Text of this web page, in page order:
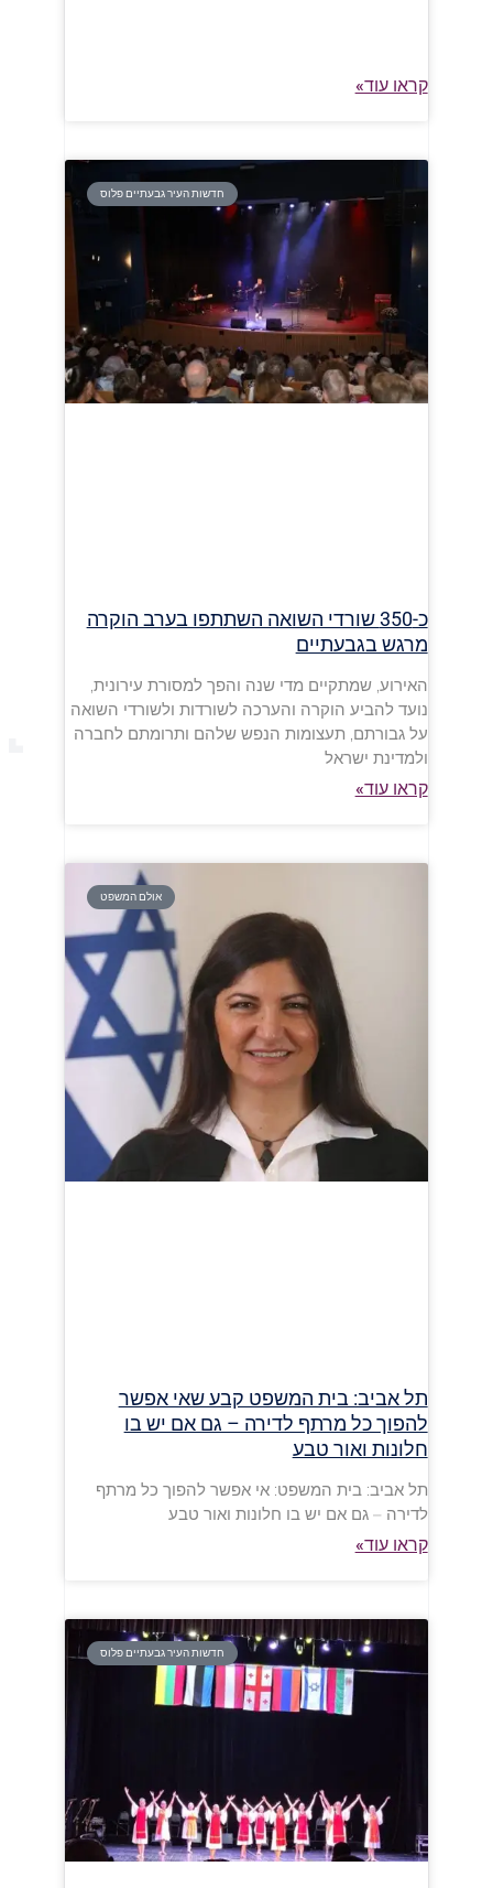
קראו עוד»
חדשות העיר גבעתיים פלוס
כ-350 שורדי השואה השתתפו בערב הוקרה
מרגש בגבעתיים
האירוע, שמתקיים מדי שנה והפך למסורת עירונית,
נועד להביע הוקרה והערכה לשורדות ולשורדי השואה
על גבורתם, תעצומות הנפש שלהם ותרומתם לחברה
ולמדינת ישראל
קראו עוד»
אולם המשפט
תל אביב: בית המשפט קבע שאי אפשר
להפוך כל מרתף לדירה – גם אם יש בו
חלונות ואור טבע
תל אביב: בית המשפט: אי אפשר להפוך כל מרתף
לדירה – גם אם יש בו חלונות ואור טבע
קראו עוד»
חדשות העיר גבעתיים פלוס